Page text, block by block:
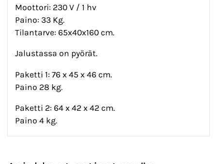
Moottori: 230 V / 1 hv
Paino: 33 Kg.
Tilantarve: 65x40x160 cm.
Jalustassa on pyörät.
Paketti 1: 76 x 45 x 46 cm.
Paino 28 kg.
Paketti 2: 64 x 42 x 42 cm.
Paino 4 kg.